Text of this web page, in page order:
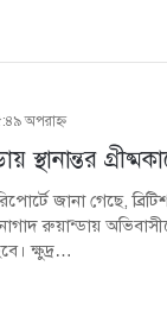
অপরাহ্ণ
স্থানান্তর
জানা গেছে,
রুয়ান্ডায়
ক্ষুদ্র…